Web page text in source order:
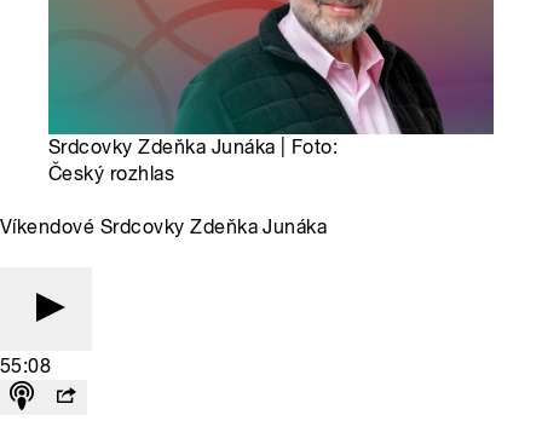
Srdcovky Zdeňka Junáka | Foto:
Český rozhlas
Víkendové Srdcovky Zdeňka Junáka
55:08